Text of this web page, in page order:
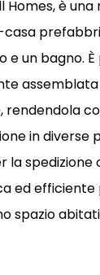
Homes, è
e un bagno.
rendendola
in diverse
la spedizione
ed efficiente
spazio